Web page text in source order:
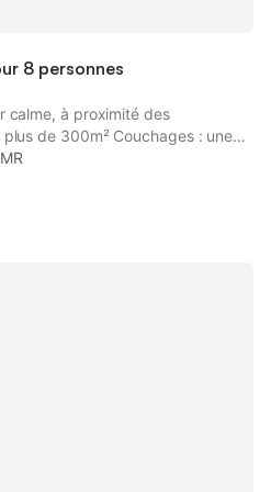
Les horaires d'arrivée et de
8 personnes
calme, à proximité des
de 300m² Couchages : une
salle de bain et dressing une
avec deux lits simples un
de rajouter un lit simple dans